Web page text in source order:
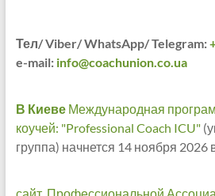
Тел/ Viber/ WhatsApp/ Telegram:
e-mail: info@coachunion.co.ua
В КиевеМеждународная
коучей: "Professional Coach ICU"
группа) начнется 14 ноября